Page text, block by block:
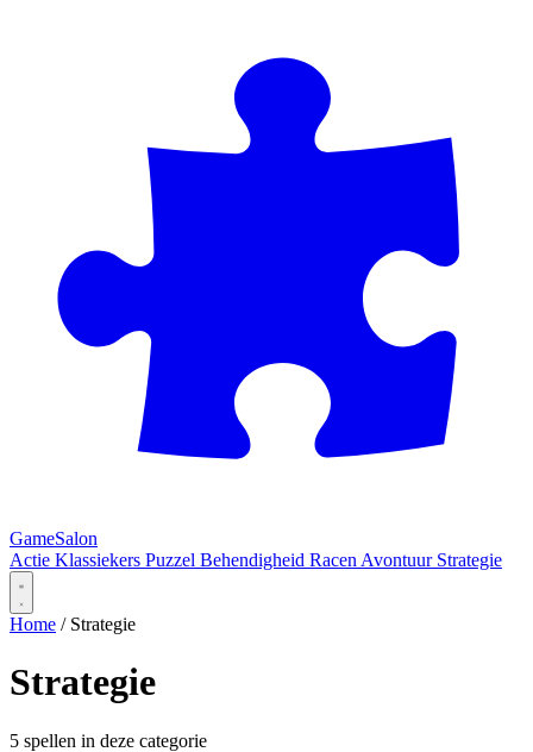
GameSalon
Actie Klassiekers Puzzel Behendigheid Racen Avontuur Strategie
Home / Strategie
Strategie
5 spellen in deze categorie